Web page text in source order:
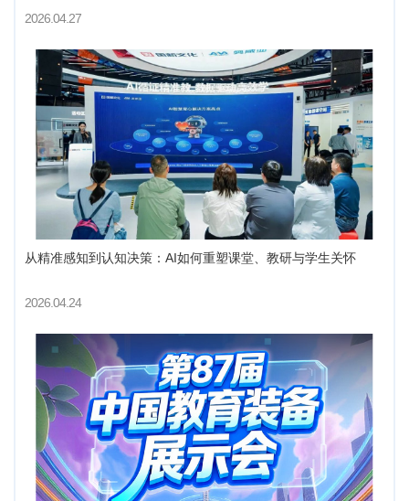
2026.04.27
从精准感知到认知决策：AI如何重塑课堂、教研与学生关怀
2026.04.24